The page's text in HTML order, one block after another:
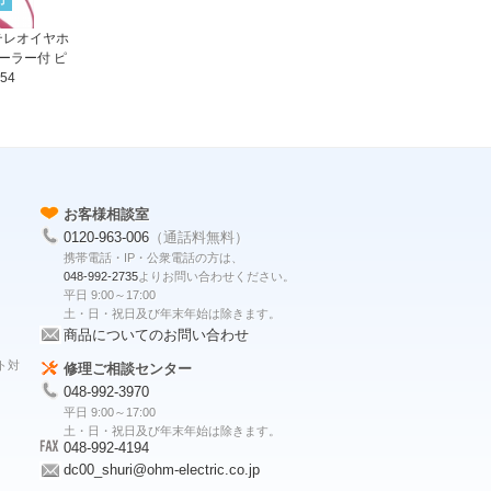
オイヤホ
ラー付 ピ
対
お客様相談室
0120-963-006 （通話料無料）
携帯電話・IP・公衆電話の方は、
048-992-2735よりお問い合わせください。
平日 9:00～17:00
土・日・祝日及び年末年始は除きます。
商品についてのお問い合わせ
修理ご相談センター
048-992-3970
平日 9:00～17:00
土・日・祝日及び年末年始は除きます。
048-992-4194
dc00_shuri@ohm-electric.co.jp